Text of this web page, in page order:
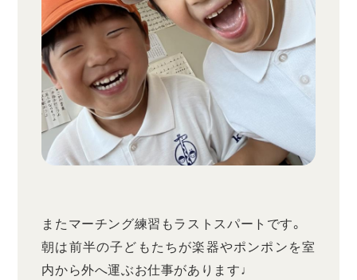
またマーチング練習もラストスパートです。
朝は前半の子どもたちが楽器やポンポンを室
内から外へ運ぶお仕事があります♩